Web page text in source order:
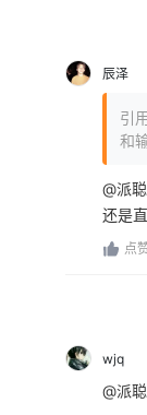
辰泽
引
和
@派
还是
点
wjq
@派